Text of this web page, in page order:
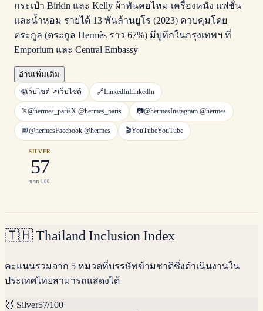
กระเป๋า Birkin และ Kelly ผ้าพันคอไหม เครื่องหนัง แฟชั่น
และน้ำหอม รายได้ 13 พันล้านยูโร (2023) ควบคุมโดย
ตระกูล (ตระกูล Hermès ราว 67%) มีบูทีกในกรุงเทพฯ ที่
Emporium และ Central Embassy
อ่านเพิ่มเติม
🌐เว็บไซต์ ↗เว็บไซต์ 🔗LinkedInLinkedIn
𝕏@hermes_parisX @hermes_paris 📷@hermesInstagram @hermes
📘@hermesFacebook @hermes 🎬YouTubeYouTube
SILVER
57
จาก 100
🇹🇭 Thailand Inclusion Index
คะแนนรวมจาก 5 หมวดที่บรรษัทข้ามชาติซึ่งดำเนินงานใน
ประเทศไทยสามารถแสดงได้
🥈 Silver57/100